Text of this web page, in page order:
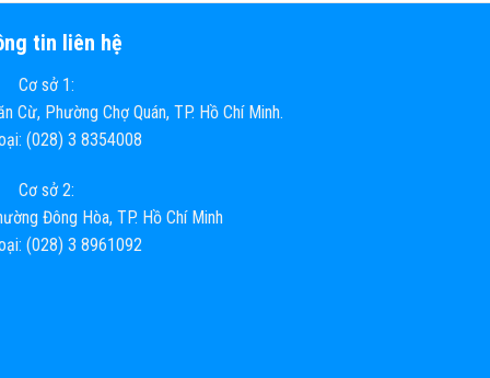
tin liên hệ
Cơ sở 1:
Cừ, Phường Chợ Quán, TP. Hồ Chí Minh.
(028) 3 8354008
Cơ sở 2:
Đông Hòa, TP. Hồ Chí Minh
(028) 3 8961092